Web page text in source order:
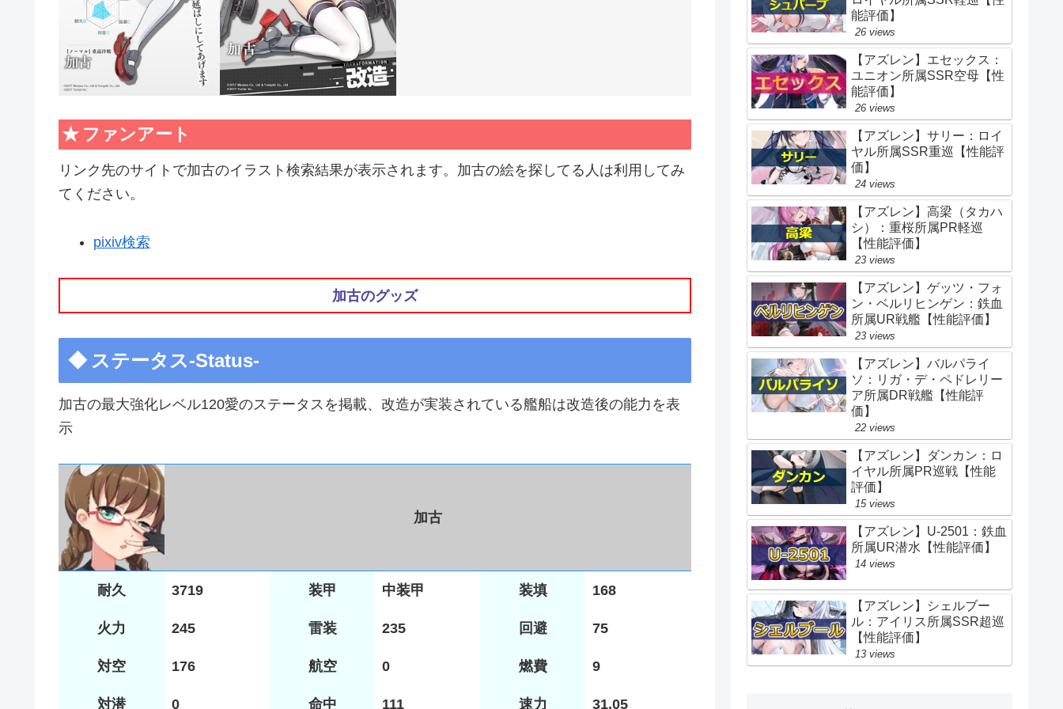
ファンアート
リンク先のサイトで加古のイラスト検索結果が表示されます。加古の絵を探してる人は利用してみ
てください。
pixiv検索
加古のグッズ
ステータス-Status-
加古の最大強化レベル120愛のステータスを掲載、改造が実装されている艦船は改造後の能力を表
示
加古
耐久 3719 装甲 中装甲 装填 168
火力 245 雷装 235 回避 75
対空 176 航空 0 燃費 9
対潜 0 命中 111 速力 31.05
能評価】
26 views
【アズレン】エセックス：
ユニオン所属SSR空母【性
能評価】
26 views
【アズレン】サリー：ロイ
ヤル所属SSR重巡【性能評
価】
24 views
【アズレン】高梁（タカハ
シ）：重桜所属PR軽巡
【性能評価】
23 views
【アズレン】ゲッツ・フォ
ン・ベルリヒンゲン：鉄血
所属UR戦艦【性能評価】
23 views
【アズレン】バルパライ
ソ：リガ・デ・ペドレリー
ア所属DR戦艦【性能評
価】
22 views
【アズレン】ダンカン：ロ
イヤル所属PR巡戦【性能
評価】
15 views
【アズレン】U-2501：鉄血
所属UR潜水【性能評価】
14 views
【アズレン】シェルブー
ル：アイリス所属SSR超巡
【性能評価】
13 views